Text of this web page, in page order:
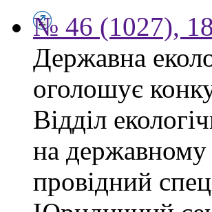
№ 46 (1027),
Державна
оголошує
Відділ
на державному
провідний